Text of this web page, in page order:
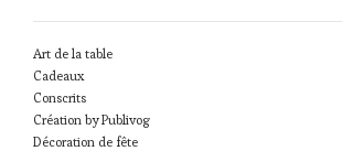
Art de la table
Cadeaux
Conscrits
Création by Publivog
Décoration de fête